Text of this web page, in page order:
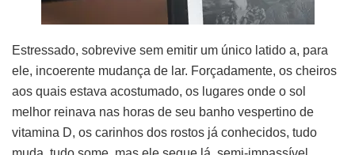
Estressado, sobrevive sem emitir um único latido a, para
ele, incoerente mudança de lar. Forçadamente, os cheiros
aos quais estava acostumado, os lugares onde o sol
melhor reinava nas horas de seu banho vespertino de
vitamina D, os carinhos dos rostos já conhecidos, tudo